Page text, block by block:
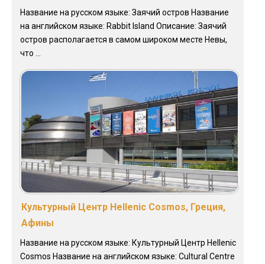
Название на русском языке: Заячий остров Название
на английском языке: Rabbit Island Описание: Заячий
остров располагается в самом широком месте Невы,
что ...
Культурный Центр Hellenic Cosmos, Греция,
Афины
Название на русском языке: Культурный Центр Hellenic
Cosmos Название на английском языке: Cultural Centre